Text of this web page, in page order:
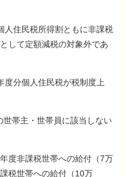
人住民税所得割ともに非課税
して定額減税の対象外であ
度分個人住民税が税制度上
世帯主・世帯員に該当しない
度非課税世帯への給付（7万
税世帯への給付（10万